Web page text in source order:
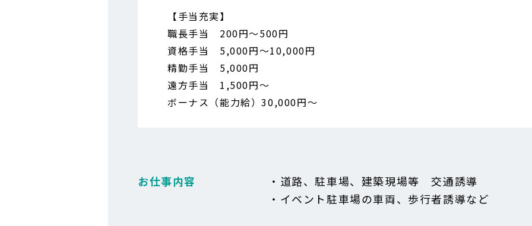
【手当充実】
職長手当 200円～500円
資格手当 5,000円～10,000円
精勤手当 5,000円
遠方手当 1,500円～
ボーナス（能力給）30,000円～
お仕事内容
・道路、駐車場、建築現場等 交通誘導
・イベント駐車場の車両、歩行者誘導など